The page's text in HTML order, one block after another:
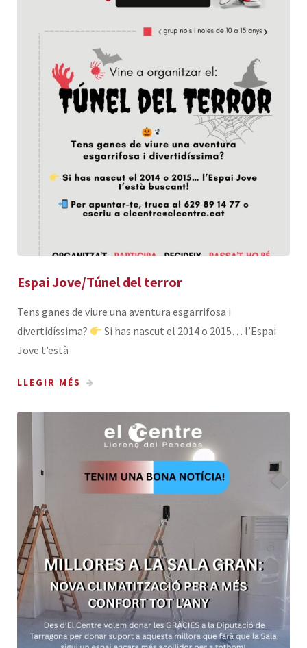
Espai Jove/Túnel del terror
Tens ganes de viure una aventura esgarrifosa i
divertidíssima?
Si has nascut el 2014 o 2015… l’Espai
Jove t’està
LLEGIR MÉS